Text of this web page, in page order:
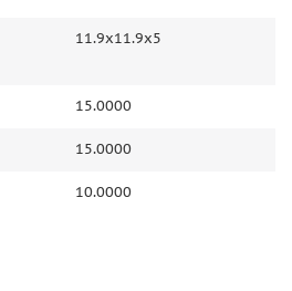
11.9x11.9x5
15.0000
15.0000
10.0000